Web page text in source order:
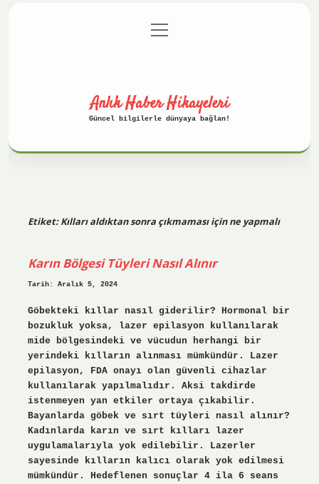
Gizlilik Politikası
menüyü
aç
Anlık Haber Hikayeleri
Güncel bilgilerle dünyaya bağlan!
Etiket:Kılları aldıktan sonra çıkmaması için ne yapmalı
Karın Bölgesi Tüyleri Nasıl Alınır
Tarih: Aralık 5, 2024
Göbekteki kıllar nasıl giderilir? Hormonal bir
bozukluk yoksa, lazer epilasyon kullanılarak
mide bölgesindeki ve vücudun herhangi bir
yerindeki kılların alınması mümkündür. Lazer
epilasyon, FDA onayı olan güvenli cihazlar
kullanılarak yapılmalıdır. Aksi takdirde
istenmeyen yan etkiler ortaya çıkabilir.
Bayanlarda göbek ve sırt tüyleri nasıl alınır?
Kadınlarda karın ve sırt kılları lazer
uygulamalarıyla yok edilebilir. Lazerler
sayesinde kılların kalıcı olarak yok edilmesi
mümkündür. Hedeflenen sonuçlar 4 ila 6 seans